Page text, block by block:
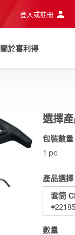
登入或註冊
關於喜利得
選擇
包裝數量
1 pc
產品選擇
套筒
數量